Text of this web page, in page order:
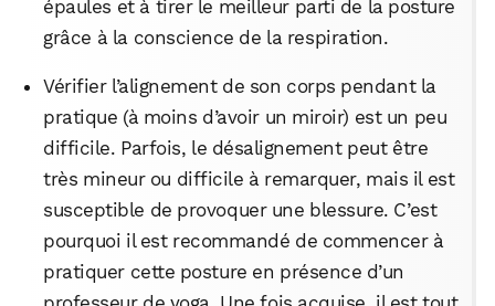
épaules et à tirer le meilleur parti de la posture
grâce à la conscience de la respiration.
Vérifier l’alignement de son corps pendant la
pratique (à moins d’avoir un miroir) est un peu
difficile. Parfois, le désalignement peut être
très mineur ou difficile à remarquer, mais il est
susceptible de provoquer une blessure. C’est
pourquoi il est recommandé de commencer à
pratiquer cette posture en présence d’un